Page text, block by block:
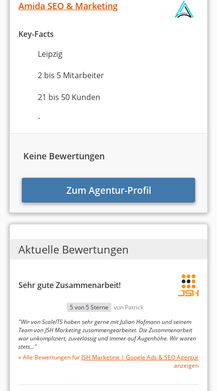
Alexander ist Online-Marketing-Experte und
Webdesign und Online-Marketing selbstständig.
der Agenturwelt gesammelt. Als studierter
Betriebswirt (Bachelor of Arts) und
Lehrbeauftragter an der DHBW Stuttgart ist er mit
dem wissenschaftlichen Arbeiten bestens
Amida SEO & Marketing
Key-Facts
Leipzig
2 bis 5 Mitarbeiter
21 bis 50 Kunden
-
Keine Bewertungen
Zum Agentur-Profil
Aktuelle Bewertungen
Sehr gute Zusammenarbeit!
5 von 5 Sterne
von Patrick
"Wir von ScaleITS haben sehr gerne mit Julian Hofmann und seinem
Team von JSH Marketing zusammengearbeitet. Die Zusammenarbeit
war unkompliziert, zuverlässig und immer auf Augenhöhe. Wir waren
stets…"
» Alle Bewertungen für JSH Marketing | Google Ads & SEO Agentur
anzeigen